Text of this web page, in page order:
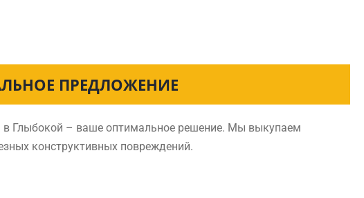
ПРЕДЛОЖЕНИЕ
Глыбокой – ваше оптимальное решение. Мы выкупаем
конструктивных повреждений.